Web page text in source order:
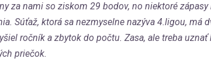
za nami so ziskom 29 bodov, no niektoré
Súťaž, ktorá sa nezmyselne nazýva 4.ligou, má
ročník a zbytok do počtu. Zasa, ale treba
priečok.